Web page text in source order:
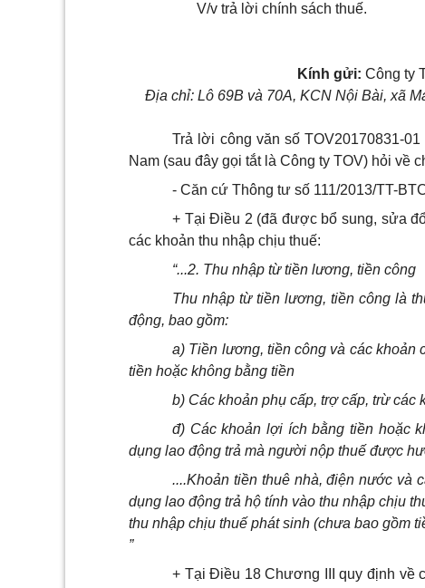
V/v trả lời chính sách thuế.
Kính gửi: Công ty
Địa chỉ: Lô 69B và 70A, KCN Nội Bài, xã
Trả lời công văn số TOV20170831-
Nam (sau đây gọi tắt là Công ty TOV) hỏi về
- Căn cứ Thông tư số 111/2013/TT-
+ Tại Điều 2 (đã được bổ sung, sửa
các khoản thu nhập chịu thuế:
“...2. Thu nhập từ tiền lương, tiền công
Thu nhập từ tiền lương, tiền công là
động, bao gồm:
a) Tiền lương, tiền công và các khoản
tiền hoặc không bằng tiền
b) Các khoản phụ cấp, trợ cấp, trừ các
đ) Các khoản lợi ích bằng tiền hoặc
dụng lao động trả mà người nộp thuế được
....Khoản tiền thuê nhà, điện nước và
dụng lao động trả hộ tính vào thu nhập chịu
thu nhập chịu thuế phát sinh (chưa bao gồm
”
+ Tại Điều 18 Chương
quy định về